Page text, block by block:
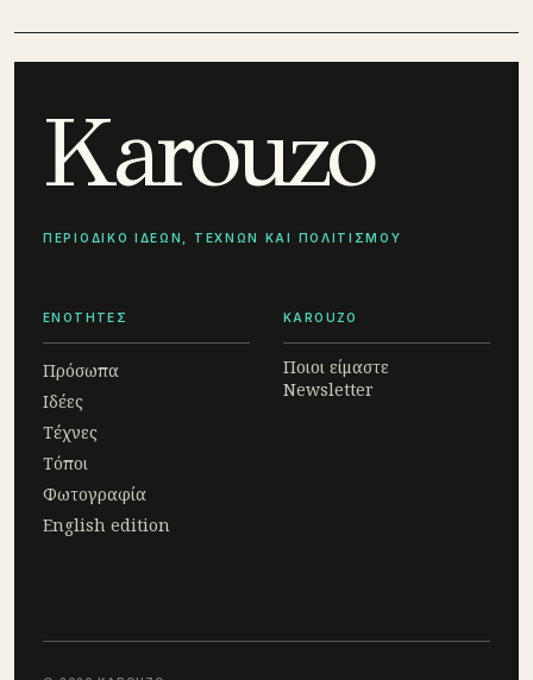
Karouzo
ΠΕΡΙΟΔΙΚΟ ΙΔΕΩΝ, ΤΕΧΝΩΝ ΚΑΙ ΠΟΛΙΤΙΣΜΟΥ
ΕΝΟΤΗΤΕΣ
Πρόσωπα
Ιδέες
Τέχνες
Τόποι
Φωτογραφία
English edition
KAROUZO
Ποιοι είμαστε
Newsletter